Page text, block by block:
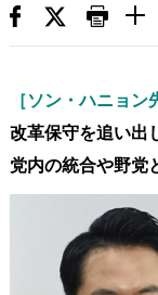
の
リ
ク
다
른
［ソン・ハニョン
改革保守を追い出
党内の統合や野党